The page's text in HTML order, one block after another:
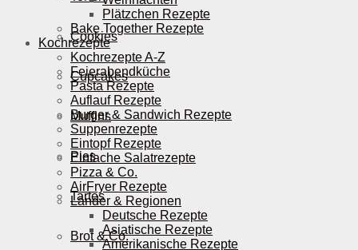
Cookies
Cupcakes
Muffins
Pies
Tartes
Brot & Co.
Plätzchen Rezepte
Bake Together Rezepte
Kochrezepte
Kochrezepte A-Z
Feierabendküche
Pasta Rezepte
Auflauf Rezepte
Burger & Sandwich Rezepte
Suppenrezepte
Eintopf Rezepte
Einfache Salatrezepte
Pizza & Co.
AirFryer Rezepte
Länder & Regionen
Deutsche Rezepte
Asiatische Rezepte
Amerikanische Rezepte